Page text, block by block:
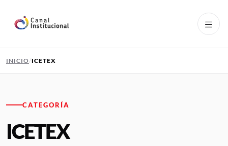
INICIO ICETEX
CATEGORÍA
ICETEX